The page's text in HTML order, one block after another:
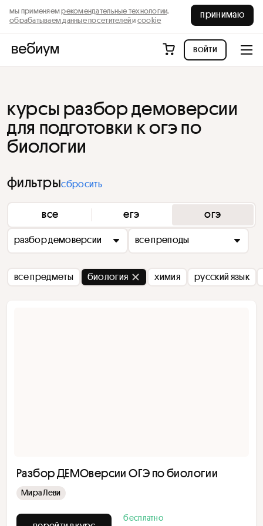
мы применяемрекомендательные технологии,
обрабатываем данные посетителейи cookie
принимаю
войти
курсы разбор демоверсии
для подготовки к огэ по
биологии
фильтрысбросить
все егэ огэ
разбор демоверсии все преподы
все предметы биология химия русский язык
Разбор ДЕМОверсии ОГЭ по биологии
Мира Леви
бесплатно